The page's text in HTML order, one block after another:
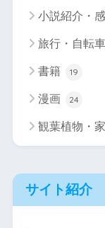
小説紹介・
旅行・自転
書籍 19
漫画 24
観葉植物・
サイト紹介